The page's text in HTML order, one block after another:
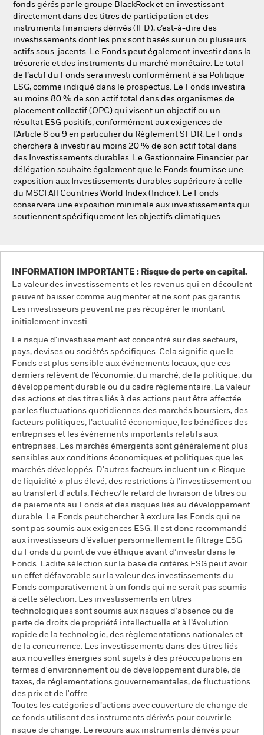
fonds gérés par le groupe BlackRock et en investissant
directement dans des titres de participation et des
instruments financiers dérivés (IFD), c’est-à-dire des
investissements dont les prix sont basés sur un ou plusieurs
actifs sous-jacents. Le Fonds peut également investir dans la
trésorerie et des instruments du marché monétaire. Le total
de l’actif du Fonds sera investi conformément à sa Politique
ESG, comme indiqué dans le prospectus. Le Fonds investira
au moins 80 % de son actif total dans des organismes de
placement collectif (OPC) qui visent un objectif ou un
résultat ESG positifs, conformément aux exigences de
l’Article 8 ou 9 en particulier du Règlement SFDR. Le Fonds
cherchera à investir au moins 20 % de son actif total dans
des Investissements durables. Le Gestionnaire Financier par
délégation souhaite également que le Fonds fournisse une
exposition aux Investissements durables supérieure à celle
du MSCI All Countries World Index (Indice). Le Fonds
conservera une exposition minimale aux investissements qui
soutiennent spécifiquement les objectifs climatiques.
INFORMATION IMPORTANTE : Risque de perte en capital.
La valeur des investissements et les revenus qui en découlent
peuvent baisser comme augmenter et ne sont pas garantis.
Les investisseurs peuvent ne pas récupérer le montant
initialement investi.
Le risque d'investissement est concentré sur des secteurs,
pays, devises ou sociétés spécifiques. Cela signifie que le
Fonds est plus sensible aux événements locaux, que ces
derniers relèvent de l’économie, du marché, de la politique, du
développement durable ou du cadre réglementaire. La valeur
des actions et des titres liés à des actions peut être affectée
par les fluctuations quotidiennes des marchés boursiers, des
facteurs politiques, l’actualité économique, les bénéfices des
entreprises et les événements importants relatifs aux
entreprises. Les marchés émergents sont généralement plus
sensibles aux conditions économiques et politiques que les
marchés développés. D'autres facteurs incluent un « Risque
de liquidité » plus élevé, des restrictions à l'investissement ou
au transfert d'actifs, l'échec/le retard de livraison de titres ou
de paiements au Fonds et des risques liés au développement
durable. Le Fonds peut chercher à exclure les Fonds qui ne
sont pas soumis aux exigences ESG. Il est donc recommandé
aux investisseurs d’évaluer personnellement le filtrage ESG
du Fonds du point de vue éthique avant d’investir dans le
Fonds. Ladite sélection sur la base de critères ESG peut avoir
un effet défavorable sur la valeur des investissements du
Fonds comparativement à un fonds qui ne serait pas soumis
à cette sélection. Les investissements en titres
technologiques sont soumis aux risques d’absence ou de
perte de droits de propriété intellectuelle et à l’évolution
rapide de la technologie, des règlementations nationales et
de la concurrence. Les investissements dans des titres liés
aux nouvelles énergies sont sujets à des préoccupations en
termes d'environnement ou de développement durable, de
taxes, de réglementations gouvernementales, de fluctuations
des prix et de l'offre.
Toutes les catégories d’actions avec couverture de change de
ce fonds utilisent des instruments dérivés pour couvrir le
risque de change. Le recours aux instruments dérivés pour